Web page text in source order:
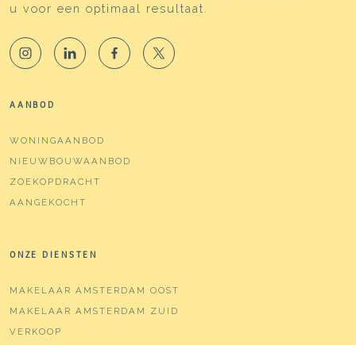
u voor een optimaal resultaat.
AANBOD
WONINGAANBOD
NIEUWBOUWAANBOD
ZOEKOPDRACHT
AANGEKOCHT
ONZE DIENSTEN
MAKELAAR AMSTERDAM OOST
MAKELAAR AMSTERDAM ZUID
VERKOOP